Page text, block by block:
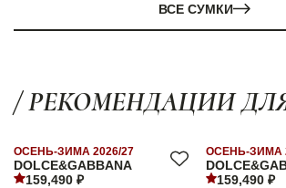
ВСЕ СУМКИ
/ РЕКОМЕНДАЦИИ
DOLCE&GABBANA
ОСЕНЬ-ЗИМА 2026/27
159,490 ₽
ОСЕНЬ-ЗИМА
159,490 ₽